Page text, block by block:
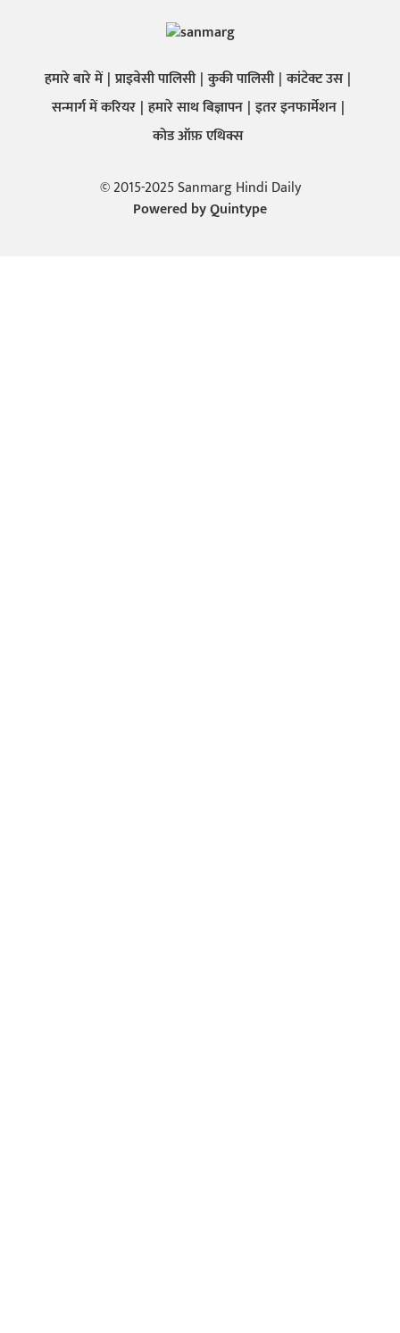
हमारे बारे में प्राइवेसी पालिसी कुकी पालिसी कांटेक्ट उस
सन्मार्ग में करियर हमारे साथ बिज्ञापन इतर इनफार्मेशन
कोड ऑफ़ एथिक्स
© 2015-2025 Sanmarg Hindi Daily
Powered byQuintype